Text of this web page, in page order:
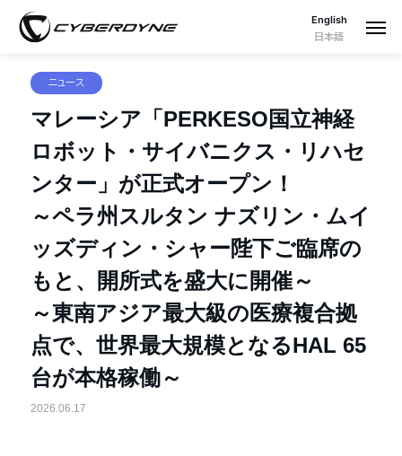
English
日本語
ニュース
マレーシア「PERKESO国立神経
ロボット・サイバニクス・リハセ
ンター」が正式オープン！
～ペラ州スルタン ナズリン・ムイ
ッズディン・シャー陛下ご臨席の
もと、開所式を盛大に開催～
～東南アジア最大級の医療複合拠
点で、世界最大規模となるHAL 65
台が本格稼働～
2026.06.17